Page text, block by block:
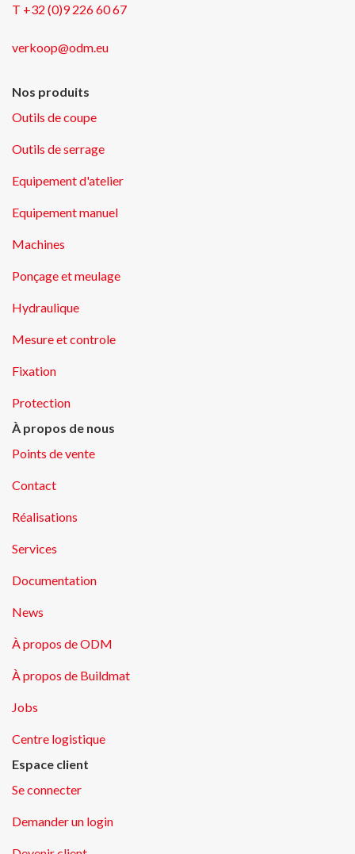
T +32 (0)9 226 60 67
verkoop@odm.eu
Nos produits
Outils de coupe
Outils de serrage
Equipement d'atelier
Equipement manuel
Machines
Ponçage et meulage
Hydraulique
Mesure et controle
Fixation
Protection
À propos de nous
Points de vente
Contact
Réalisations
Services
Documentation
News
À propos de ODM
À propos de Buildmat
Jobs
Centre logistique
Espace client
Se connecter
Demander un login